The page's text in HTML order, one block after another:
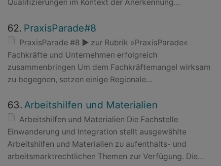
Qualifizierungen im Kontext der Anerkennung…
62. PraxisParade#8
PraxisParade #8 ► zur Rubrik »PraxisParade«
Fachkräfte und Unternehmen erfolgreich
zusammenbringen Um dem Fachkräftemangel wirksam
zu begegnen, setzen einige Regionale…
63. Arbeitshilfen und Materialien
Arbeitshilfen und Materialien Die Fachstelle
Einwanderung und Integration stellt ausgewählte
Arbeitshilfen und Materialien zu aufenthalts- und
arbeitsmarktrechtlichen Themen zur Verfügung. Die…